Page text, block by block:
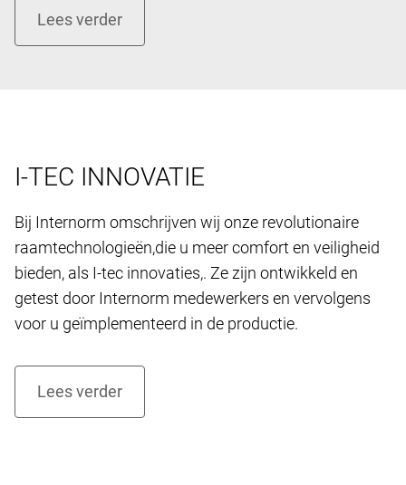
I-TEC INNOVATIE
Bij Internorm omschrijven wij onze revolutionaire
raamtechnologieën,die u meer comfort en veiligheid
bieden, als I-tec innovaties,. Ze zijn ontwikkeld en
getest door Internorm medewerkers en vervolgens
voor u geïmplementeerd in de productie.